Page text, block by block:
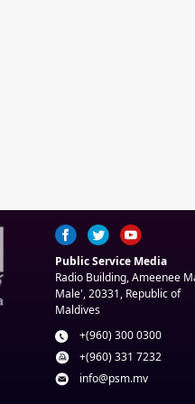
Public Service Media
Radio Building, Ameenee
Male', 20331, Republic of
Maldives
+(960) 300 0300
+(960) 331 7232
info@psm.mv